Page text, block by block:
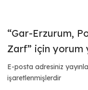
“Gar-Erzurum,
Zarf” için yorum
E-posta adresiniz
işaretlenmişlerdir